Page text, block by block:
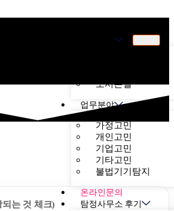
오시는길
업무분야
가정고민
개인고민
기업고민
기타고민
불법기기탐지
온라인문의
탐정사무소 후기
되는 것 체크)